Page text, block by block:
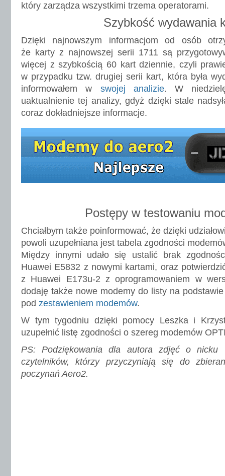
który zarządza wszystkimi trzema operatorami.
Szybkość wydawania
Dzięki najnowszym informacjom od osób
że karty z najnowszej serii 1711 są
więcej z szybkością 60 kart dziennie, czyli
w przypadku tzw. drugiej serii kart, która była
informowałem w swojej analizie. W
uaktualnienie tej analizy, gdyż dzięki stale
coraz dokładniejsze informacje.
Postępy w testowaniu
Chciałbym także poinformować, że dzięki
powoli uzupełniana jest tabela zgodności
Między innymi udało się ustalić brak
Huawei E5832 z nowymi kartami, oraz
z Huawei E173u-2 z oprogramowaniem w
dodaję także nowe modemy do listy na
pod zestawieniem modemów.
W tym tygodniu dzięki pomocy Leszka i
uzupełnić listę zgodności o szereg modemów
PS: Podziękowania dla autora zdjęć o nicku
czytelników, którzy przyczyniają się do
poczynań Aero2.